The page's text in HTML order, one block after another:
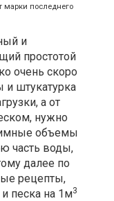
марки последнего
и
простотой
очень скоро
и штукатурка
а от
нужно
объемы
часть воды,
далее по
рецепты,
песка на 1м3